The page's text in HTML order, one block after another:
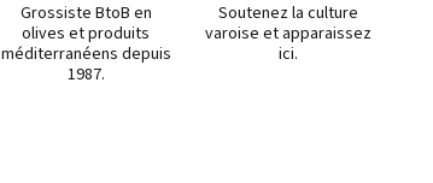
Grossiste BtoB en
olives et produits
méditerranéens depuis
1987.
Soutenez la culture
varoise et apparaissez
ici.